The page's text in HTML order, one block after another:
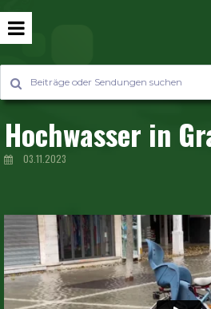
Hochwasser in
03.11.2023